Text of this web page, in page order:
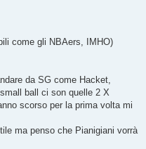
come gli NBAers, IMHO)
da SG come Hacket,
ball ci son quelle 2 X
scorso per la prima volta mi
ma penso che Pianigiani vorrà